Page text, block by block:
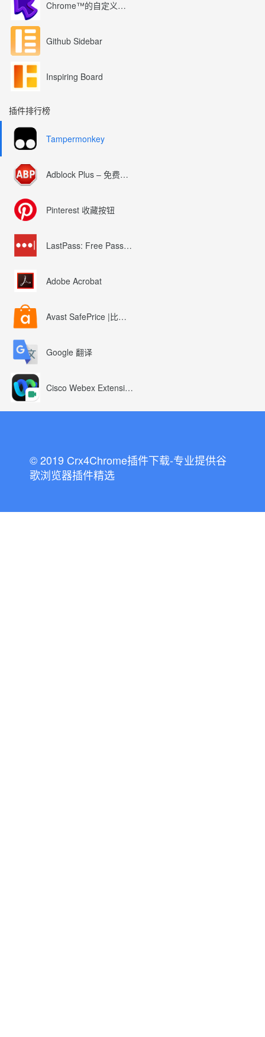
Chrome™的自定义光标
Github Sidebar
Inspiring Board
插件排行榜
Tampermonkey
Adblock Plus – 免费的广告拦截器
Pinterest 收藏按钮
LastPass: Free Password Manager
Adobe Acrobat
Avast SafePrice |比较、交易、优惠券
Google 翻译
Cisco Webex Extension
© 2019 Crx4Chrome插件下载-专业提供谷
歌浏览器插件精选